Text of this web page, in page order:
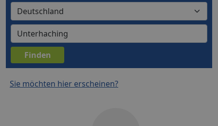
Sie möchten hier erscheinen?